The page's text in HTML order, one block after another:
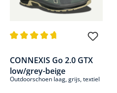
CONNEXIS Go 2.0 GTX
low/grey-beige
Outdoorschoen laag, grijs, textiel